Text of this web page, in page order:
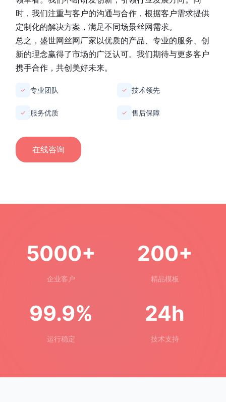
时，我们注重与客户的沟通与合作，根据客户需求提供
定制化的解决方案，满足不同场景丝网需求。
总之， 盛世网丝网厂家以优质的产品、专业的服务、创
新的理念赢得了市场的广泛认可。我们期待与更多客户
携手合作，共创美好未来。
✓ 专业团队 ✓ 技术领先
✓ 服务优质 ✓ 售后保障
在线咨询
5000+
企业客户
200+
精品模板
99.9%
运行稳定
24h
技术支持